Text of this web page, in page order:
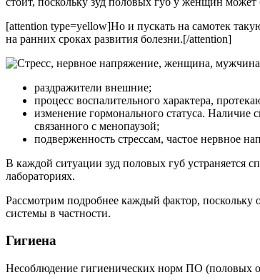
[attention type=yellow]Но и пускать на самотек
на ранних сроках развития болезни.[/attention]
раздражители внешние;
процесс воспалительного характера,
изменение гормонального статуса. Наличие
связанного с менопаузой;
подверженность стрессам, частое нервное
В каждой ситуации зуд половых губ устраняется
лабораториях.
Рассмотрим подробнее каждый фактор, поскольку
системы в частности.
Гигиена
Несоблюдение гигиенических норм ПО (половых